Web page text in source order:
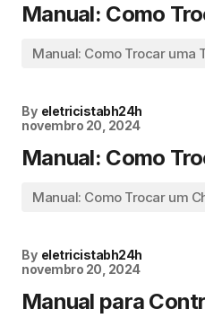
Manual: Como
Manual: Como Trocar uma
By eletricistabh24h
novembro 20, 2024
Manual: Como
Manual: Como Trocar um
By eletricistabh24h
novembro 20, 2024
Manual para